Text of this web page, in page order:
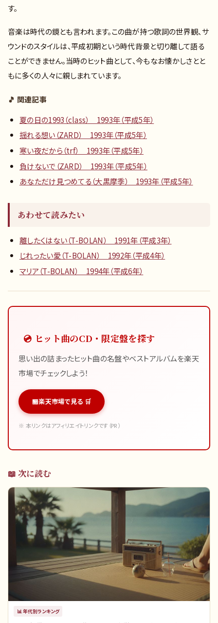
す。
音楽は時代の鏡とも言われます。この曲が持つ歌詞の世界観、サ
ウンドのスタイルは、平成初期という時代背景と切り離して語る
ことができません。当時のヒット曲として、今もなお懐かしさとと
もに多くの人々に親しまれています。
🎵 関連記事
夏の日の1993（class） 1993年（平成5年）
揺れる想い（ZARD） 1993年（平成5年）
寒い夜だから（trf） 1993年（平成5年）
負けないで（ZARD） 1993年（平成5年）
あなただけ見つめてる（大黒摩季） 1993年（平成5年）
あわせて読みたい
離したくはない（T-BOLAN） 1991年（平成3年）
じれったい愛（T-BOLAN） 1992年（平成4年）
マリア（T-BOLAN） 1994年（平成6年）
💿 ヒット曲のCD・限定盤を探す
思い出の詰まったヒット曲の名盤やベストアルバムを楽天
市場でチェックしよう！
楽天市場で見る 🛒
※ 本リンクはアフィリエイトリンクです（PR）
📖 次に読む
📊 年代別ランキング